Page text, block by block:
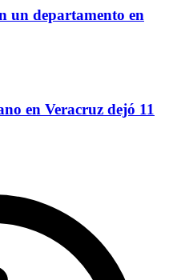
un departamento en
en Veracruz dejó 11